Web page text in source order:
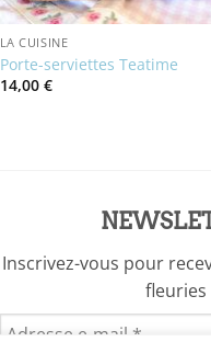
LA CUISINE
Porte-serviettes Teatime
14,00 €
Inscrivez-vous pour
fleuries